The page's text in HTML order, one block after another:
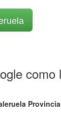
como